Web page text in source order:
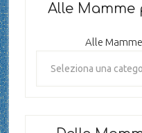
Alle
Alle